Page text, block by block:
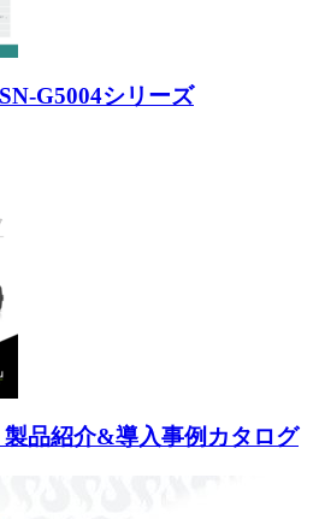
G5004シリーズ
製品紹介&導入事例カタログ